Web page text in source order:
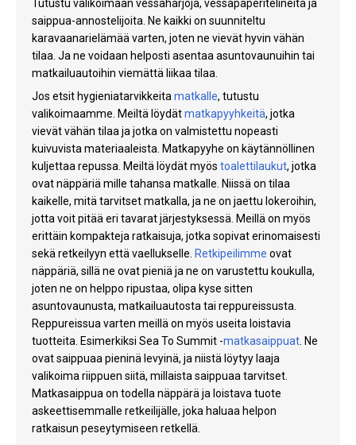
Tutustu valikoimaan vessaharjoja, vessapaperitelineitä ja
saippua-annostelijoita. Ne kaikki on suunniteltu
karavaanarielämää varten, joten ne vievät hyvin vähän
tilaa. Ja ne voidaan helposti asentaa asuntovaunuihin tai
matkailuautoihin viemättä liikaa tilaa.
Jos etsit hygieniatarvikkeita matkalle, tutustu
valikoimaamme. Meiltä löydätmatkapyyhkeitä, jotka
vievät vähän tilaa ja jotka on valmistettu nopeasti
kuivuvista materiaaleista. Matkapyyhe on käytännöllinen
kuljettaa repussa. Meiltä löydät myös toalettilaukut, jotka
ovat näppäriä mille tahansa matkalle. Niissä on tilaa
kaikelle, mitä tarvitset matkalla, ja ne on jaettu lokeroihin,
jotta voit pitää eri tavarat järjestyksessä. Meillä on myös
erittäin kompakteja ratkaisuja, jotka sopivat erinomaisesti
sekä retkeilyyn että vaellukselle. Retkipeilimme ovat
näppäriä, sillä ne ovat pieniä ja ne on varustettu koukulla,
joten ne on helppo ripustaa, olipa kyse sitten
asuntovaunusta, matkailuautosta tai reppureissusta.
Reppureissua varten meillä on myös useita loistavia
tuotteita. Esimerkiksi Sea To Summit -matkasaippuat . Ne
ovat saippuaa pieninä levyinä, ja niistä löytyy laaja
valikoima riippuen siitä, millaista saippuaa tarvitset.
Matkasaippua on todella näppärä ja loistava tuote
askeettisemmalle retkeilijälle, joka haluaa helpon
ratkaisun peseytymiseen retkellä.